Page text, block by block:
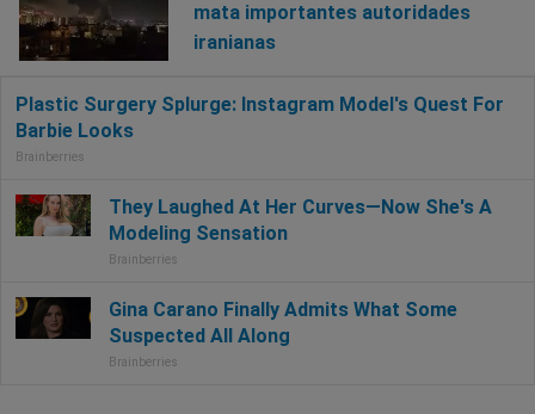
mata importantes autoridades
iranianas